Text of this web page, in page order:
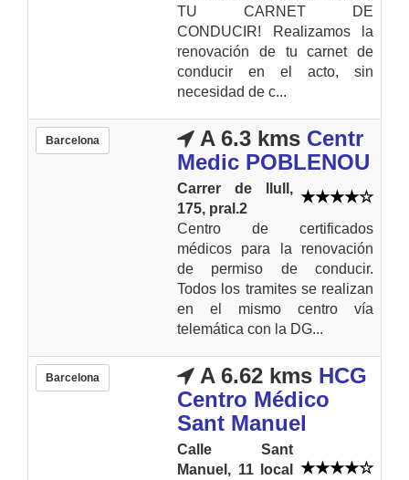
TU CARNET DE
CONDUCIR! Realizamos la
renovación de tu carnet de
conducir en el acto, sin
necesidad de c...
Barcelona A 6.3 kms Centr
Medic POBLENOU
Carrer de llull,
175, pral.2
Centro de certificados
médicos para la renovación
de permiso de conducir.
Todos los tramites se realizan
en el mismo centro vía
telemática con la DG...
Barcelona A 6.62 kms HCG
Centro Médico
Sant Manuel
Calle Sant
Manuel, 11 local